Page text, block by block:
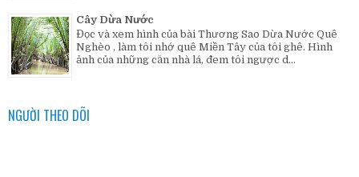
Cây Dừa Nước
Đọc và xem hình của bài Thương Sao Dừa Nước Quê
Nghèo , làm tôi nhớ quê Miền Tây của tôi ghê. Hình
ảnh của những căn nhà lá, đem tôi ngược d...
NGƯỜI THEO DÕI